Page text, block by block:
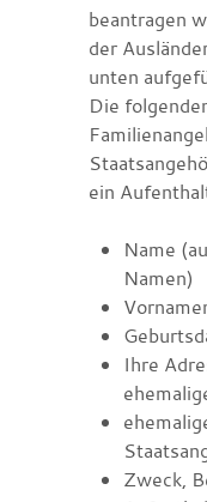
beantragen
der
unten
Die
ein
Name
Namen)
Ihre
Zweck,